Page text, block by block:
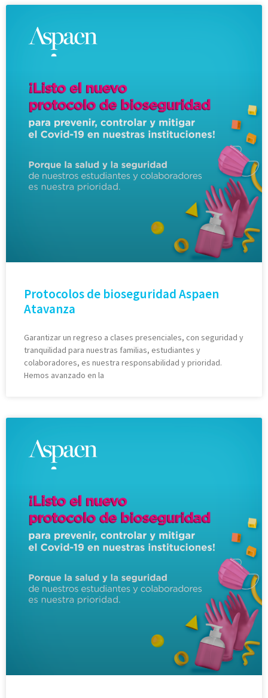
Protocolos de bioseguridad Aspaen
Atavanza
Garantizar un regreso a clases presenciales, con seguridad y
tranquilidad para nuestras familias, estudiantes y
colaboradores, es nuestra responsabilidad y prioridad.
Hemos avanzado en la